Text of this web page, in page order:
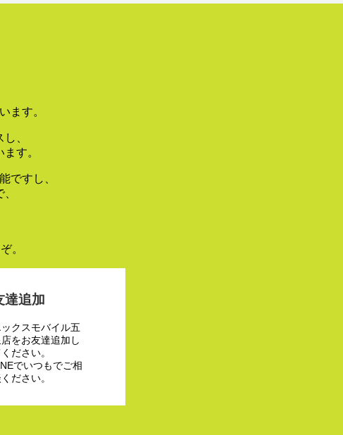
ます。
、
す。
ですし、
。
達追加
ックスモバイル五
店をお友達追加し
ださい。
でいつもでご相
ださい。